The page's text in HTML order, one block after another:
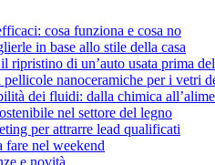
cosa funziona e cosa no
in base allo stile della casa
ripristino di un’auto usata prima
nanoceramiche per i vetri
dei fluidi: dalla chimica
nel settore del legno
per attrarre lead qualificati
fare nel weekend
e novità